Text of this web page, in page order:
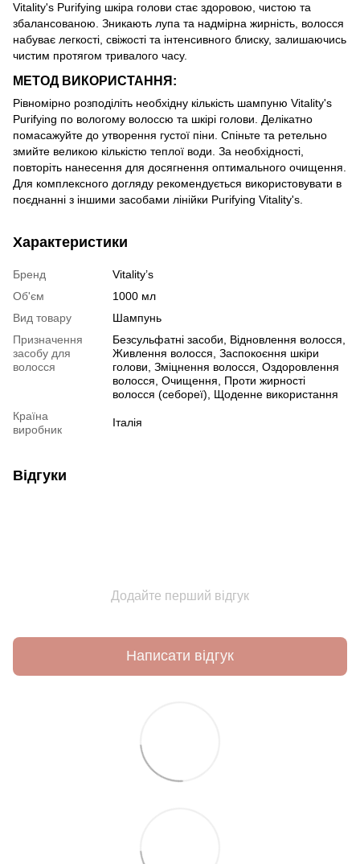
Vitality's Purifying шкіра голови стає здоровою, чистою та
збалансованою. Зникають лупа та надмірна жирність, волосся
набуває легкості, свіжості та інтенсивного блиску, залишаючись
чистим протягом тривалого часу.
МЕТОД ВИКОРИСТАННЯ:
Рівномірно розподіліть необхідну кількість шампуню Vitality's
Purifying по вологому волоссю та шкірі голови. Делікатно
помасажуйте до утворення густої піни. Спіньте та ретельно
змийте великою кількістю теплої води. За необхідності,
повторіть нанесення для досягнення оптимального очищення.
Для комплексного догляду рекомендується використовувати в
поєднанні з іншими засобами лінійки Purifying Vitality's.
Характеристики
Бренд
Vitality’s
Об'єм
1000 мл
Вид товару
Шампунь
Призначення
засобу для
волосся
Безсульфатні засоби, Відновлення волосся,
Живлення волосся, Заспокоєння шкіри
голови, Зміцнення волосся, Оздоровлення
волосся, Очищення, Проти жирності
волосся (себореї), Щоденне використання
Країна
виробник
Італія
Відгуки
Додайте перший відгук
Написати відгук